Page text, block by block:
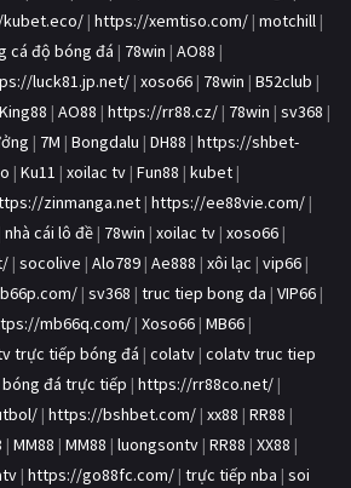
| https://xemtiso.com/ | motchill |
cá độ bóng đá | 78win | AO88 |
luck81.jp.net/ | xoso66 | 78win | B52club |
King88 | AO88 | https://rr88.cz/ | 78win | sv368 |
| 7M | Bongdalu | DH88 | https://shbet-
| Ku11 | xoilac tv | Fun88 | kubet |
zinmanga.net | https://ee88vie.com/ |
nhà cái lô đề | 78win | xoilac tv | xoso66 |
| socolive | Alo789 | Ae888 | xôi lạc | vip66 |
| sv368 | truc tiep bong da | VIP66 |
mb66q.com/ | Xoso66 | MB66 |
trực tiếp bóng đá | colatv | colatv truc tiep
đá trực tiếp | https://rr88co.net/ |
| https://bshbet.com/ | xx88 | RR88 |
| MM88 | MM88 | luongsontv | RR88 | XX88 |
| https://go88fc.com/ | trực tiếp nba | soi